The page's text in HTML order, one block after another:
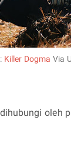
Killer Dogma Via
oleh